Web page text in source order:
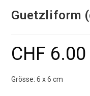
Guetzliform
CHF 6.00
Grösse: 6 x 6 cm